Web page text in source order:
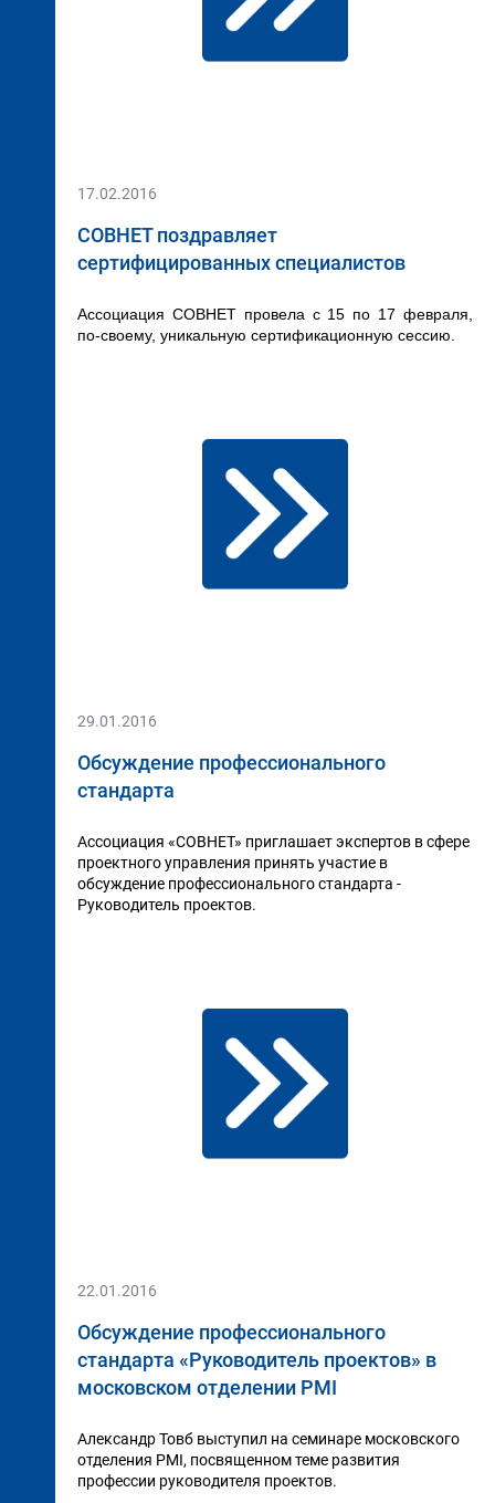
17.02.2016
СОВНЕТ поздравляет
сертифицированных специалистов
Ассоциация СОВНЕТ провела с 15 по 17 февраля,
по-своему, уникальную сертификационную сессию.
29.01.2016
Обсуждение профессионального
стандарта
Ассоциация «СОВНЕТ» приглашает экспертов в сфере
проектного управления принять участие в
обсуждение профессионального стандарта -
Руководитель проектов.
22.01.2016
Обсуждение профессионального
стандарта «Руководитель проектов» в
московском отделении PMI
Александр Товб выступил на семинаре московского
отделения PMI, посвященном теме развития
профессии руководителя проектов.